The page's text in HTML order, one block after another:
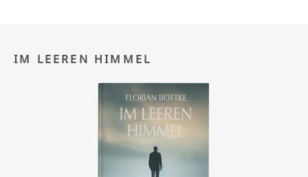
IM LEEREN HIMMEL